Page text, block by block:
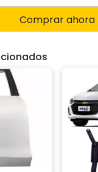
Comprar ahora